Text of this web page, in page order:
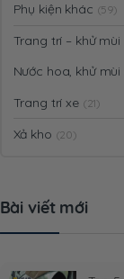
Phụ kiện khác (59)
Trang trí – khử mùi
Nước hoa, khử
Trang trí xe (21)
Xả kho (20)
Bài viết mới